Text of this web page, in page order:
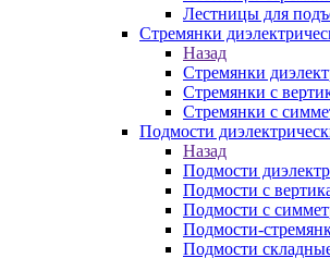
Лестницы для
Стремянки
Назад
Стремянки
Стремянки с
Стремянки с
Подмости
Назад
Подмости
Подмости с
Подмости с
Подмости-
Подмости